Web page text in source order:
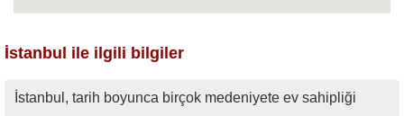
İstanbul ile ilgili bilgiler
İstanbul, tarih boyunca birçok medeniyete ev sahipliği